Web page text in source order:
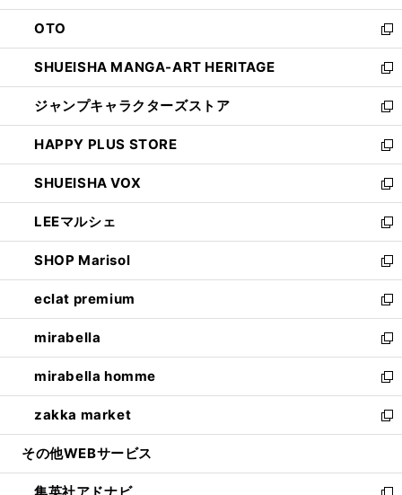
ウ
で
開
く
ン
ド
ウ
で
開
く
OTO
新
し
い
ウ
ィ
ン
ド
ウ
で
開
く
SHUEISHA MANGA-ART HERITAGE
新
し
い
ウ
ィ
ン
ド
ウ
で
開
く
ジャンプキャラクターズストア
新
し
い
ウ
ィ
ン
ド
ウ
で
開
く
HAPPY PLUS STORE
新
し
い
ウ
ィ
ン
ド
ウ
で
開
く
SHUEISHA VOX
新
し
い
ウ
ィ
ン
ド
ウ
で
開
く
LEEマルシェ
新
し
い
ウ
ィ
ン
ド
ウ
で
開
く
SHOP Marisol
新
し
い
ウ
ィ
ン
ド
ウ
で
開
eclat premium
新
し
い
ウ
ィ
ン
ド
ウ
開
く
mirabella
新
し
い
ウ
ィ
ン
ウ
mirabella homme
新
し
い
ウ
ン
zakka market
新
し
ウ
その他WEBサービス